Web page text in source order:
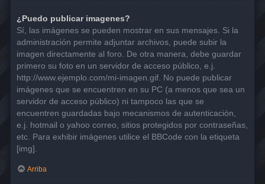
¿Puedo publicar imagenes?
Sí, las imágenes se pueden mostrar en sus mensajes. Si la
administración permite adjuntar archivos, puede subir la
imagen directamente al foro. De otra manera, debe guardar
primero su foto en un servidor de acceso público, e.j.
http://www.ejemplo.com/mi-imagen.gif. No puede publicar
imágenes que se encuentren en su PC (a menos que sea un
servidor de acceso público) ni tampoco las que se
encuentren guardadas bajo mecanismos de autenticación,
e.j. hotmail o yahoo correo, sitios protegidos por contraseñas,
etc. Para exhibir imágenes utilice el BBCode con la etiqueta
[img].
Arriba